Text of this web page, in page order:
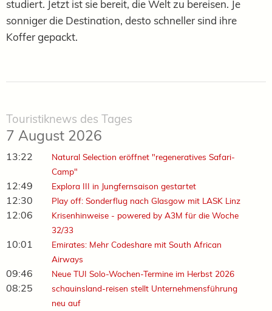
studiert. Jetzt ist sie bereit, die Welt zu bereisen. Je
sonniger die Destination, desto schneller sind ihre
Koffer gepackt.
Touristiknews des Tages
7 August 2026
13:22
Natural Selection eröffnet "regeneratives Safari-
Camp"
12:49 Explora III in Jungfernsaison gestartet
12:30 Play off: Sonderflug nach Glasgow mit LASK Linz
12:06
Krisenhinweise - powered by A3M für die Woche
32/33
10:01
Emirates: Mehr Codeshare mit South African
Airways
09:46 Neue TUI Solo-Wochen-Termine im Herbst 2026
08:25
schauinsland-reisen stellt Unternehmensführung
neu auf